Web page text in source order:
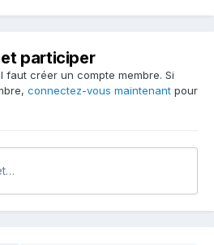
participer
faut créer un compte membre. Si
connectez-vous maintenant pour